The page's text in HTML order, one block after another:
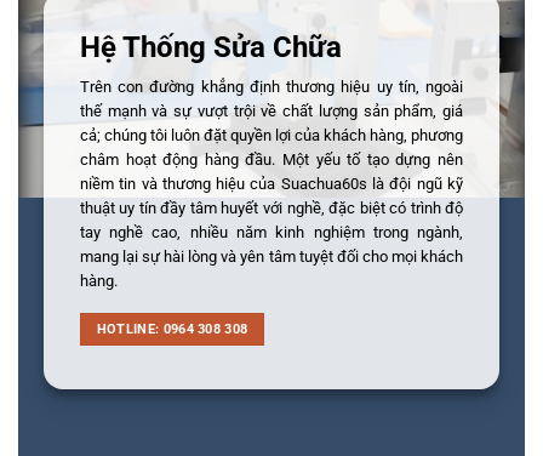
Hệ Thống Sửa Chữa
Trên con đường khẳng định thương hiệu uy tín, ngoài
thế mạnh và sự vượt trội về chất lượng sản phẩm, giá
cả; chúng tôi luôn đặt quyền lợi của khách hàng, phương
châm hoạt động hàng đầu. Một yếu tố tạo dựng nên
niềm tin và thương hiệu của Suachua60s là đội ngũ kỹ
thuật uy tín đầy tâm huyết với nghề, đặc biệt có trình độ
tay nghề cao, nhiều năm kinh nghiệm trong ngành,
mang lại sự hài lòng và yên tâm tuyệt đối cho mọi khách
hàng.
HOTLINE: 0964 308 308